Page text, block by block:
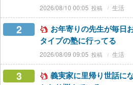
2026/08/10 00:05 生活
2
お年寄りの先生が毎日
タイプの塾に行ってる
2026/08/09 09:05 生活
3
義実家に里帰り世話に